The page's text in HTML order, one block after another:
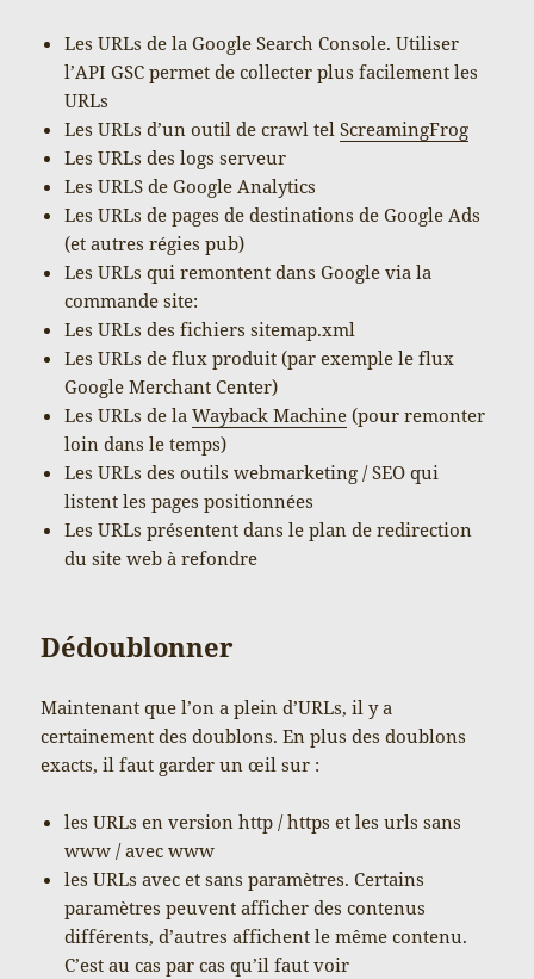
Les URLs de la Google Search Console. Utiliser
l’API GSC permet de collecter plus facilement les
URLs
Les URLs d’un outil de crawl telScreamingFrog
Les URLs des logs serveur
Les URLS de Google Analytics
Les URLs de pages de destinations de Google Ads
(et autres régies pub)
Les URLs qui remontent dans Google via la
commande site:
Les URLs des fichiers sitemap.xml
Les URLs de flux produit (par exemple le flux
Google Merchant Center)
Les URLs de laWayback Machine (pour remonter
loin dans le temps)
Les URLs des outils webmarketing / SEO qui
listent les pages positionnées
Les URLs présentent dans le plan de redirection
du site web à refondre
Dédoublonner
Maintenant que l’on a plein d’URLs, il y a
certainement des doublons. En plus des doublons
exacts, il faut garder un œil sur :
les URLs en version http / https et les urls sans
www / avec www
les URLs avec et sans paramètres. Certains
paramètres peuvent afficher des contenus
différents, d’autres affichent le même contenu.
C’est au cas par cas qu’il faut voir